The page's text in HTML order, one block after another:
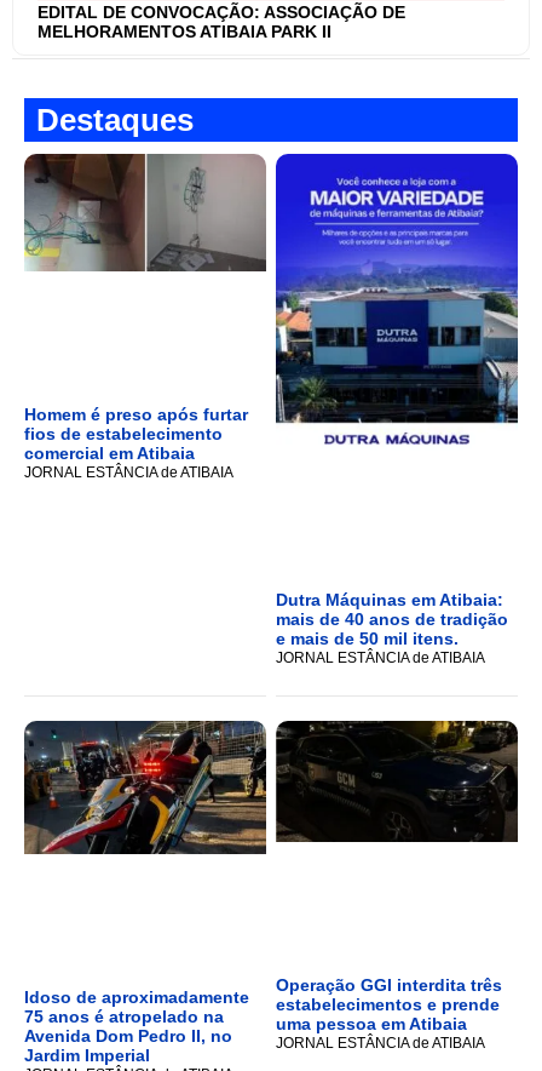
EDITAL DE CONVOCAÇÃO: ASSOCIAÇÃO DE
MELHORAMENTOS ATIBAIA PARK II
Destaques
Homem é preso após furtar
fios de estabelecimento
comercial em Atibaia
JORNAL ESTÂNCIA de ATIBAIA
Dutra Máquinas em Atibaia:
mais de 40 anos de tradição
e mais de 50 mil itens.
JORNAL ESTÂNCIA de ATIBAIA
Idoso de aproximadamente
75 anos é atropelado na
Avenida Dom Pedro II, no
Jardim Imperial
Operação GGI interdita três
estabelecimentos e prende
uma pessoa em Atibaia
JORNAL ESTÂNCIA de ATIBAIA